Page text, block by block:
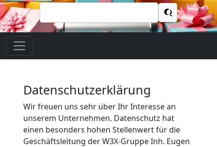
Suchen
nach:
Datenschutzerklärung
Wir freuen uns sehr über Ihr Interesse an
unserem Unternehmen. Datenschutz hat
einen besonders hohen Stellenwert für die
Geschäftsleitung der W3X-Gruppe Inh. Eugen